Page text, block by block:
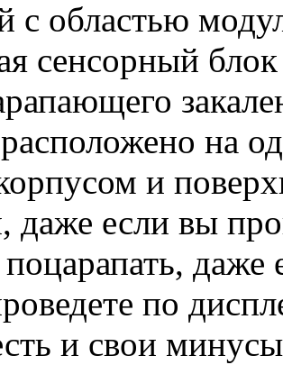
с областью
сенсорный
на
и
даже если вы
по
и свои